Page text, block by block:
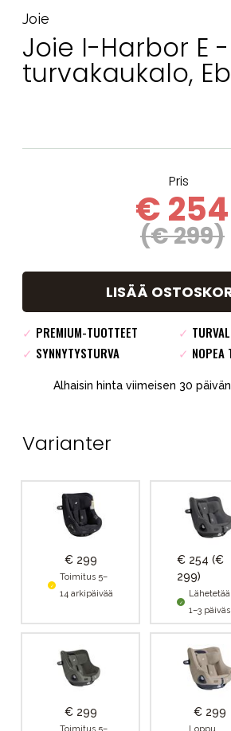
Joie
Joie I-Harbor E -
turvakaukalo,
Pris
€ 254
(€ 299)
LISÄÄ
✓ PREMIUM-TUOTTEET ✓
✓ SYNNYTYSTURVA ✓ NOPEA
Alhaisin hinta viimeisen 30
Varianter
€ 299
Toimitus 5–
14 arkipäivää
€ 254 (€
299)
1–3
€ 299 € 299